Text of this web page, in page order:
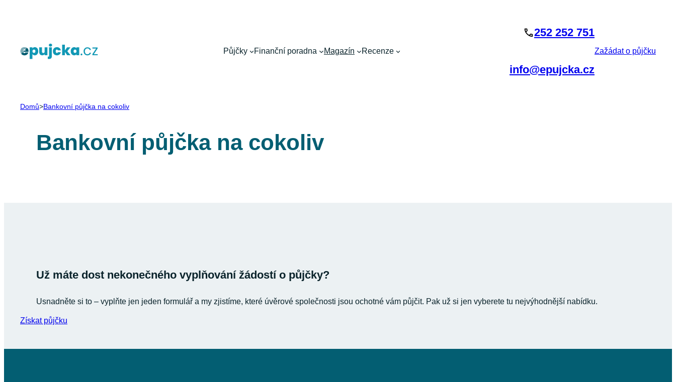
Půjčky Finanční poradna Magazín Recenze
252 252 751
info@epujcka.cz
Zažádat o půjčku
Domů>Bankovní půjčka na cokoliv
Bankovní půjčka na cokoliv
Už máte dost nekonečného vyplňování žádostí o půjčky?
Usnadněte si to – vyplňte jen jeden formulář a my zjistíme, které úvěrové společnosti jsou ochotné vám půjčit. Pak už si jen vyberete tu nejvýhodnější nabídku.
Získat půjčku